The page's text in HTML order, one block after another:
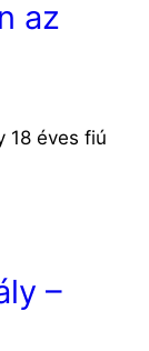
az
18 éves fiú
–